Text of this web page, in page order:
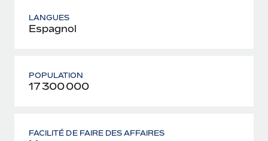
LANGUES
Espagnol
POPULATION
17 300 000
FACILITÉ DE FAIRE DES AFFAIRES